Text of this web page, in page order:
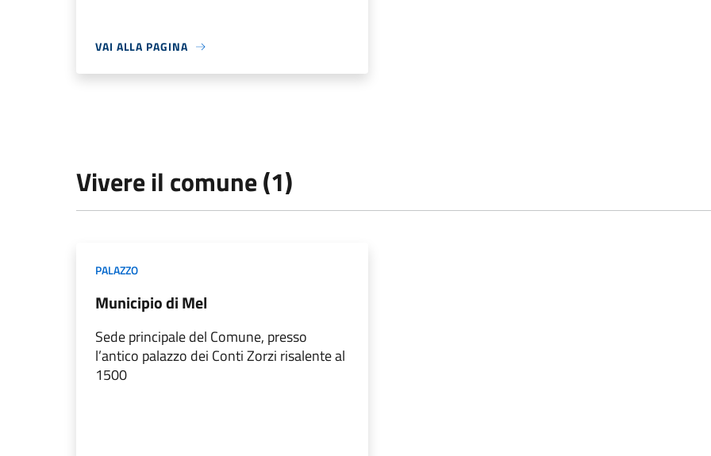
VAI ALLA PAGINA
Vivere il comune (1)
PALAZZO
Municipio di Mel
Sede principale del Comune, presso
l’antico palazzo dei Conti Zorzi risalente al
1500